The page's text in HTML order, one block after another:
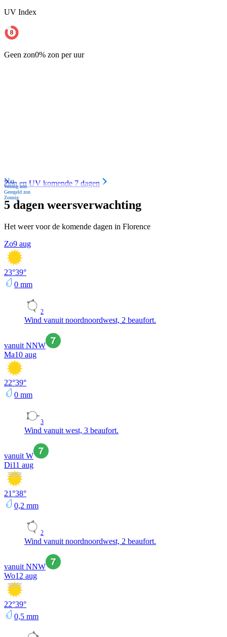
UV Index
Geen zon0% zon per uur
Nu
Weinig zon
Geregeld zon
Zonnig
Zon en UV komende 7 dagen
5 dagen weersverwachting
Het weer voor de komende dagen in Florence
Zo9 aug
23°39°
0 mm
2
Wind vanuit noordnoordwest, 2 beaufort.
vanuit NNW
Ma10 aug
22°39°
0 mm
3
Wind vanuit west, 3 beaufort.
vanuit W
Di11 aug
21°38°
0,2 mm
2
Wind vanuit noordnoordwest, 2 beaufort.
vanuit NNW
Wo12 aug
22°39°
0,5 mm